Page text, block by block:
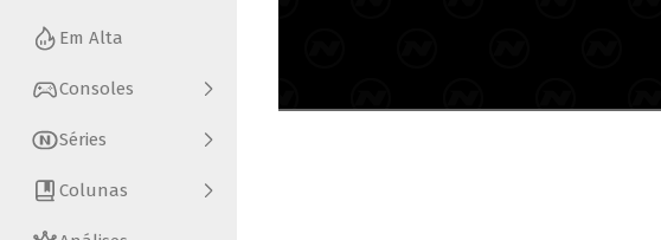
Em Alta
Consoles
Séries
Colunas